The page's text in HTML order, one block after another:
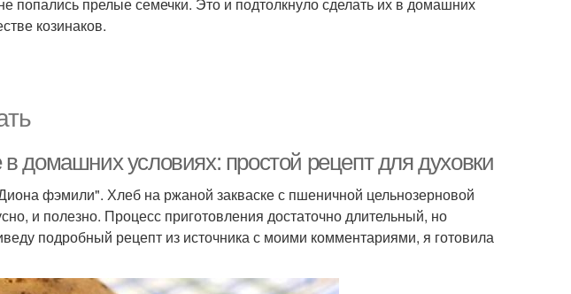
козинаков.
в домашних условиях: простой рецепт для духовки
фэмили". Хлеб на ржаной закваске с пшеничной цельнозерновой
и полезно. Процесс приготовления достаточно длительный, но
подробный рецепт из источника с моими комментариями, я готовила